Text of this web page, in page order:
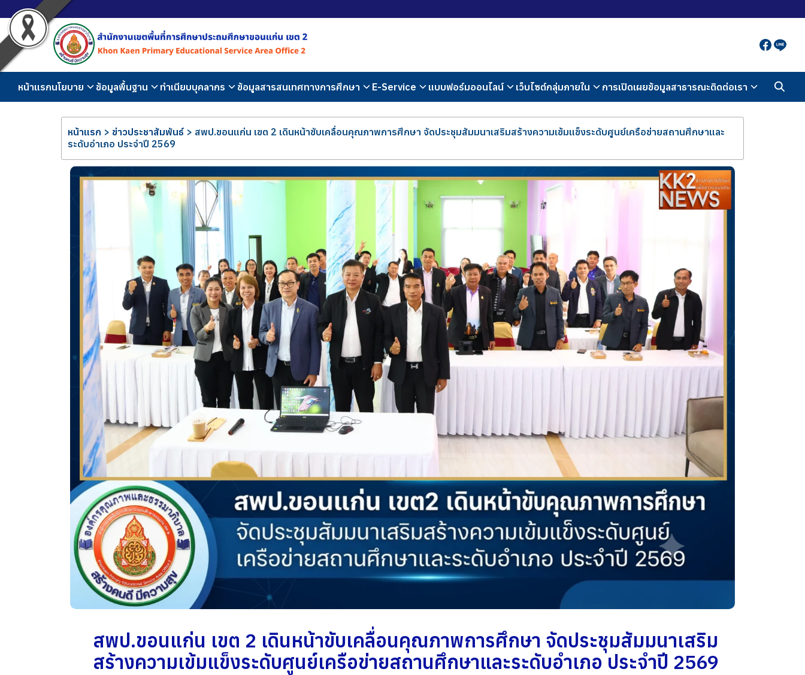
หน้าแรกนโยบาย ข้อมูลพื้นฐาน ทำเนียบบุคลากร ข้อมูลสารสนเทศทางการศึกษา E-Service แบบฟอร์มออนไลน์ เว็บไซต์กลุ่มภายใน การเปิดเผยข้อมูลสาธารณะติดต่อเรา
หน้าแรก > ข่าวประชาสัมพันธ์> สพป.ขอนแก่น เขต 2 เดินหน้าขับเคลื่อนคุณภาพการศึกษา จัดประชุมสัมมนาเสริมสร้างความเข้มแข็งระดับศูนย์เครือข่ายสถานศึกษาและ
ระดับอำเภอ ประจำปี 2569
สพป.ขอนแก่น เขต 2 เดินหน้าขับเคลื่อนคุณภาพการศึกษา จัดประชุมสัมมนาเสริม
สร้างความเข้มแข็งระดับศูนย์เครือข่ายสถานศึกษาและระดับอำเภอ ประจำปี 2569